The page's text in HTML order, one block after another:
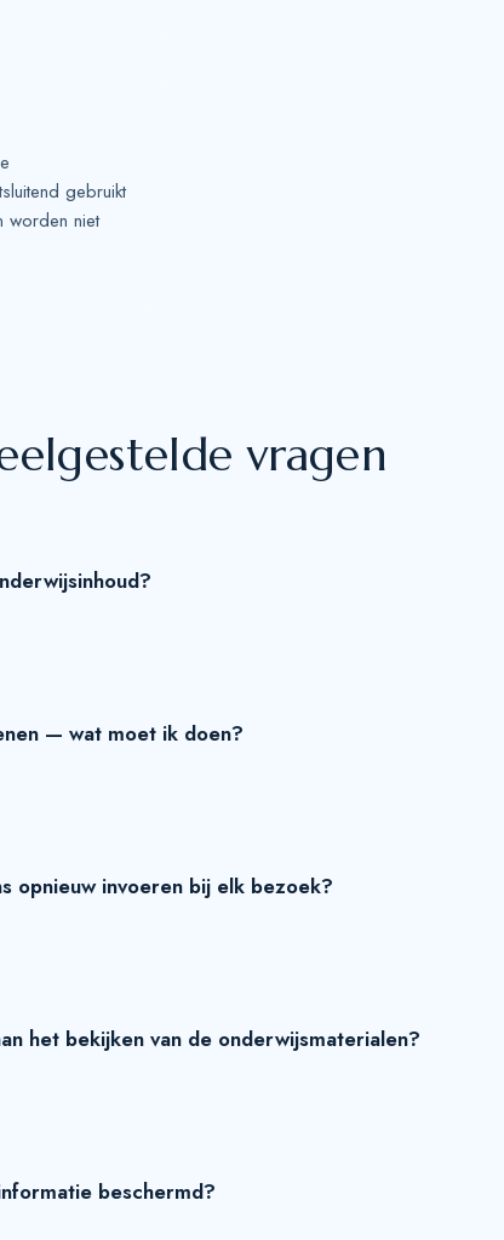
gebruikt
worden niet
vragen
— wat moet ik doen?
opnieuw invoeren bij elk bezoek?
het bekijken van de onderwijsmaterialen?
beschermd?